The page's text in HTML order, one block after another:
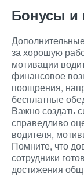
Бонусы и
за хорошую
мотивации
финансовое
поощрения,
бесплатные
Важно создать
справедливо
водителя,
Помните, что
сотрудники
достижения